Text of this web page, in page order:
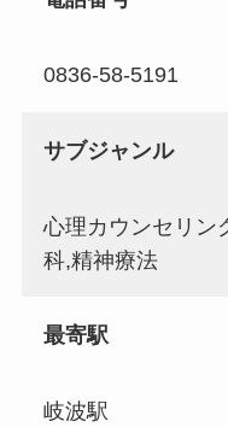
0836-58-5191
サブジャンル
心理カウンセリン
科,精神療法
最寄駅
岐波駅